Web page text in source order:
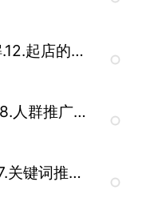
12.淘系推广标准化详解.12.起店的标准化流程.mp4
8.淘系推广标准化详解.8.人群推广计划.mp4
7.淘系推广标准化详解.7.关键词推广手动出价.mp4